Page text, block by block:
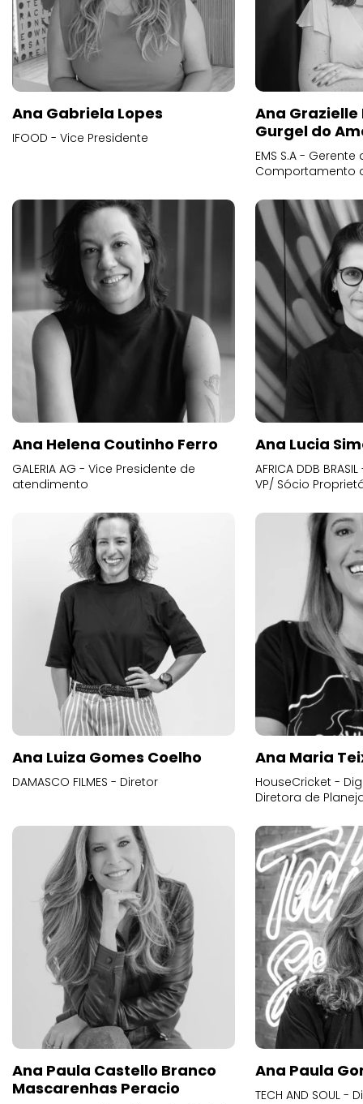
Ana Gabriela Lopes
IFOOD - Vice Presidente
Ana
Gurgel do
EMS S.A -
Comportamento
Ana Helena Coutinho Ferro
GALERIA AG - Vice Presidente de
atendimento
Ana Lucia
AFRICA DDB
VP/ Sócio
Ana Luiza Gomes Coelho
DAMASCO FILMES - Diretor
Ana Maria
HouseCricket -
Diretora de
Ana Paula Castello Branco
Mascarenhas Peracio
Ana Paula
TECH AND SOUL